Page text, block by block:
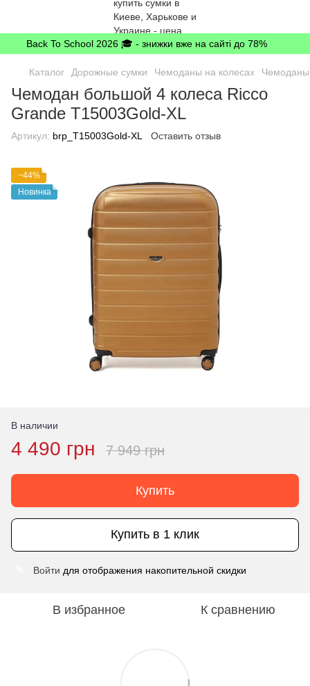
Back To School 2026 🎓 - знижки вже на сайті до 78%
Каталог Дорожные сумки Чемоданы на колесах Чемоданы
Чемодан большой 4 колеса Ricco
Grande T15003Gold-XL
Артикул: brp_T15003Gold-XL Оставить отзыв
−44%
Новинка
В наличии
4 490 грн 7 949 грн
Купить
Купить в 1 клик
Войти для отображения накопительной скидки
В избранное К сравнению